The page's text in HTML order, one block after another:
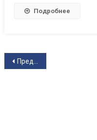
Подробнее
Навигация
Предыдущие записи